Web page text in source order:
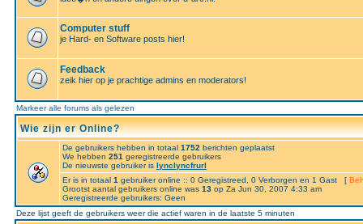
Computer stuff
je Hard- en Software posts hier!
Feedback
zeik hier op je prachtige admins en moderators!
Markeer alle forums als gelezen
Wie zijn er Online?
De gebruikers hebben in totaal 1752 berichten geplaatst
We hebben 251 geregistreerde gebruikers
De nieuwste gebruiker is lynclyncfrurl
Er is in totaal 1 gebruiker online :: 0 Geregistreed, 0 Verborgen en 1 Gast [
Grootst aantal gebruikers online was 13 op Za Jun 30, 2007 4:33 am
Geregistreerde gebruikers: Geen
Deze lijst geeft de gebruikers weer die actief waren in de laatste 5 minuten